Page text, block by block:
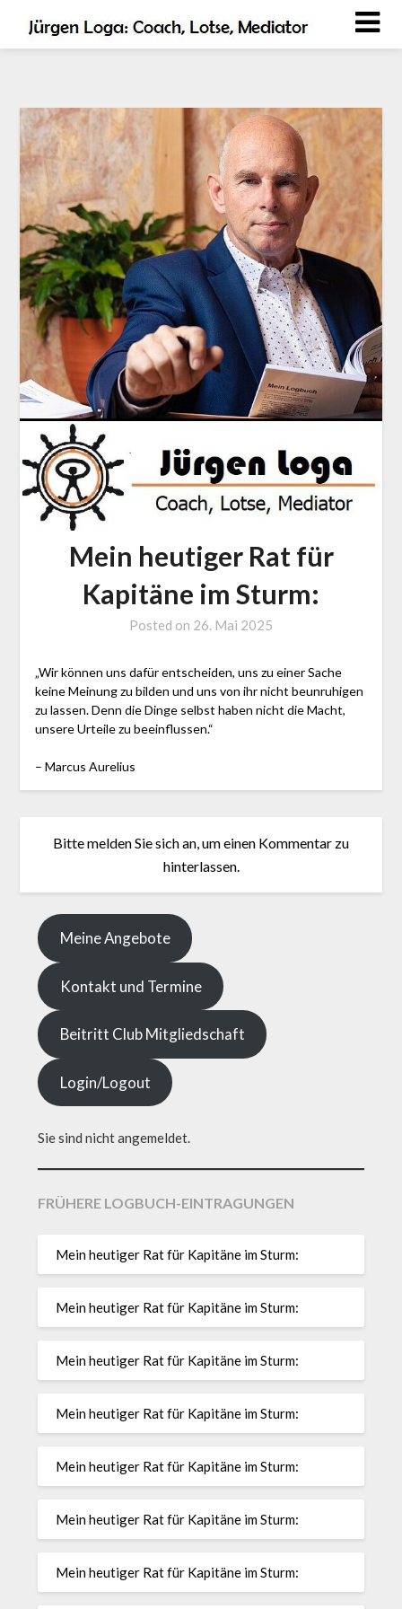
Mein heutiger Rat für
Kapitäne im Sturm:
Posted on 26. Mai 2025
LOGA,
Lotse
und
„Wir können uns dafür entscheiden, uns zu einer Sache
keine Meinung zu bilden und uns von ihr nicht beunruhigen
zu lassen. Denn die Dinge selbst haben nicht die Macht,
unsere Urteile zu beeinflussen.“
– Marcus Aurelius
Bitte melden Sie sich an, um einen Kommentar zu
hinterlassen.
Meine Angebote
Kontakt und Termine
Beitritt Club Mitgliedschaft
Login/Logout
Sie sind nicht angemeldet.
FRÜHERE LOGBUCH-EINTRAGUNGEN
Mein heutiger Rat für Kapitäne im Sturm:
Mein heutiger Rat für Kapitäne im Sturm:
Mein heutiger Rat für Kapitäne im Sturm:
Mein heutiger Rat für Kapitäne im Sturm:
Mein heutiger Rat für Kapitäne im Sturm:
Mein heutiger Rat für Kapitäne im Sturm:
Mein heutiger Rat für Kapitäne im Sturm: